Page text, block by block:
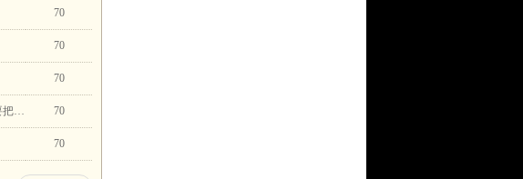
70
70
70
假死影遁喝水宏 注意竞技场里面的话 要把水的名字改成竞技场的水 70
70